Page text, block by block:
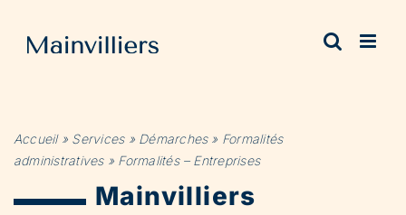
contenu
Accueil» Services» Démarches» Formalités
administratives» Formalités – Entreprises
Mainvilliers